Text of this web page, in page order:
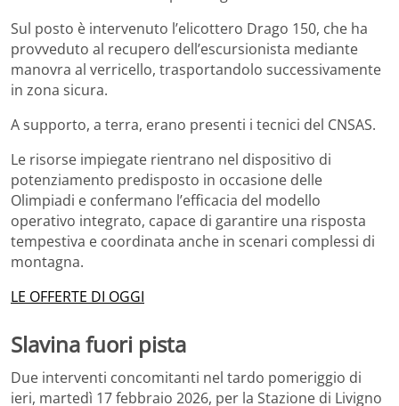
Sul posto è intervenuto l’elicottero Drago 150, che ha
provveduto al recupero dell’escursionista mediante
manovra al verricello, trasportandolo successivamente
in zona sicura.
A supporto, a terra, erano presenti i tecnici del CNSAS.
Le risorse impiegate rientrano nel dispositivo di
potenziamento predisposto in occasione delle
Olimpiadi e confermano l’efficacia del modello
operativo integrato, capace di garantire una risposta
tempestiva e coordinata anche in scenari complessi di
montagna.
LE OFFERTE DI OGGI
Slavina fuori pista
Due interventi concomitanti nel tardo pomeriggio di
ieri, martedì 17 febbraio 2026, per la Stazione di Livigno